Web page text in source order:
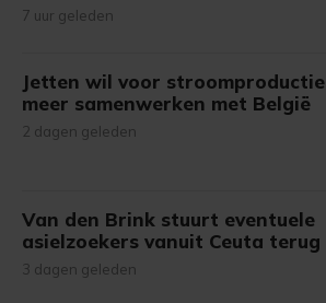
7 uur geleden
Jetten wil voor stroomproductie
meer samenwerken met België
2 dagen geleden
Van den Brink stuurt eventuele
asielzoekers vanuit Ceuta terug
3 dagen geleden